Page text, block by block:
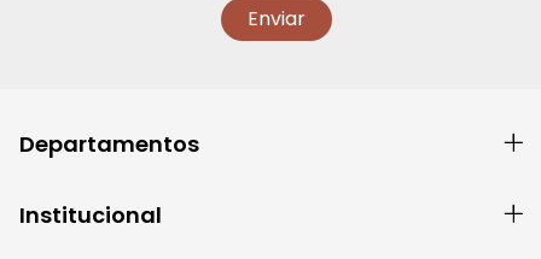
Departamentos
Institucional